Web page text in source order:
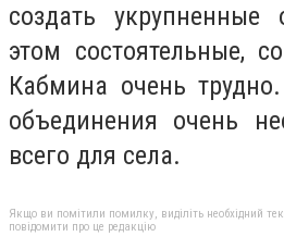
создать
этом состоятельные,
Кабмина очень
объединения очень
всего для села.
Якщо ви помітили помилку, виділіть необхідний
повідомити про це редакцію